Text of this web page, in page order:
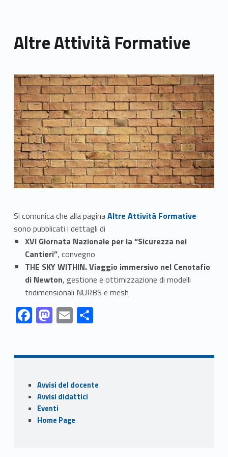
Altre Attività Formative
Link identifier archive #link-archive-thumb-soap-24246
Si comunica che alla pagina Link identifier #identifier__96204-1
Altre Attività Formative
sono pubblicati i dettagli di
XVI Giornata Nazionale per la “Sicurezza nei
Cantieri”, convegno
THE SKY WITHIN. Viaggio immersivo nel Cenotafio
di Newton, gestione e ottimizzazione di modelli
tridimensionali NURBS e mesh
Link identifier #identifier__121662-1
F
ac
b
o
o
k
Link identifier #identifier__87443-2 M
as
d
o
n
Link identifier #identifier__63840-3 E
m
l
Link identifier #identifier__74196-4 C
o
di
vi
Sidebar
Avvisi del docente
Avvisi didattici
Eventi
Home Page